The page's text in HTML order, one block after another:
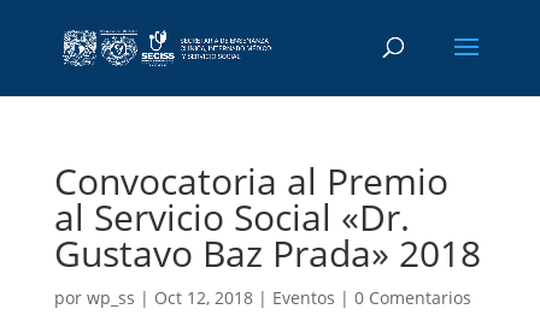
Convocatoria al Premio
al Servicio Social «Dr.
Gustavo Baz Prada» 2018
por wp_ss | Oct 12, 2018| Eventos | 0 Comentarios